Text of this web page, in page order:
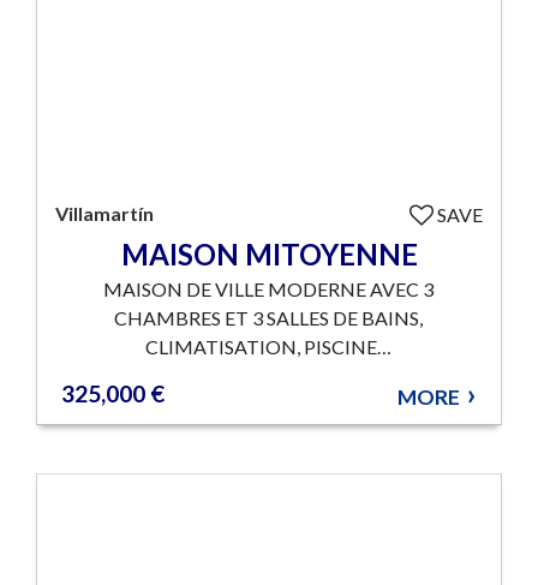
Villamartín SAVE
MAISON MITOYENNE
MAISON DE VILLE MODERNE AVEC 3
CHAMBRES ET 3 SALLES DE BAINS,
CLIMATISATION, PISCINE…
325,000 € MORE